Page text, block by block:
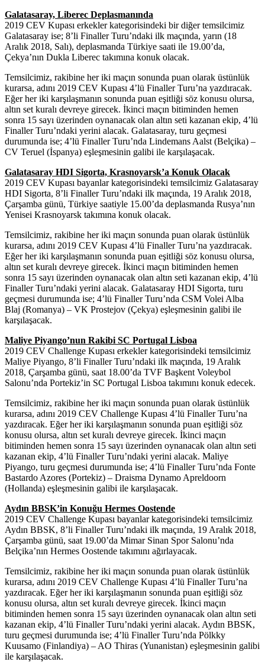
Galatasaray, Liberec Deplasmanında
2019 CEV Kupası erkekler kategorisindeki bir diğer temsilcimiz
Galatasaray ise; 8’li Finaller Turu’ndaki ilk maçında, yarın (18
Aralık 2018, Salı), deplasmanda Türkiye saati ile 19.00’da,
Çekya’nın Dukla Liberec takımına konuk olacak.
Temsilcimiz, rakibine her iki maçın sonunda puan olarak üstünlük
kurarsa, adını 2019 CEV Kupası 4’lü Finaller Turu’na yazdıracak.
Eğer her iki karşılaşmanın sonunda puan eşitliği söz konusu olursa,
altın set kuralı devreye girecek. İkinci maçın bitiminden hemen
sonra 15 sayı üzerinden oynanacak olan altın seti kazanan ekip, 4’lü
Finaller Turu’ndaki yerini alacak. Galatasaray, turu geçmesi
durumunda ise; 4’lü Finaller Turu’nda Lindemans Aalst (Belçika) –
CV Teruel (İspanya) eşleşmesinin galibi ile karşılaşacak.
Galatasaray HDI Sigorta, Krasnoyarsk’a Konuk Olacak
2019 CEV Kupası bayanlar kategorisindeki temsilcimiz Galatasaray
HDI Sigorta, 8’li Finaller Turu’ndaki ilk maçında, 19 Aralık 2018,
Çarşamba günü, Türkiye saatiyle 15.00’da deplasmanda Rusya’nın
Yenisei Krasnoyarsk takımına konuk olacak.
Temsilcimiz, rakibine her iki maçın sonunda puan olarak üstünlük
kurarsa, adını 2019 CEV Kupası 4’lü Finaller Turu’na yazdıracak.
Eğer her iki karşılaşmanın sonunda puan eşitliği söz konusu olursa,
altın set kuralı devreye girecek. İkinci maçın bitiminden hemen
sonra 15 sayı üzerinden oynanacak olan altın seti kazanan ekip, 4’lü
Finaller Turu’ndaki yerini alacak. Galatasaray HDI Sigorta, turu
geçmesi durumunda ise; 4’lü Finaller Turu’nda CSM Volei Alba
Blaj (Romanya) – VK Prostejov (Çekya) eşleşmesinin galibi ile
karşılaşacak.
Maliye Piyango’nun Rakibi SC Portugal Lisboa
2019 CEV Challenge Kupası erkekler kategorisindeki temsilcimiz
Maliye Piyango, 8’li Finaller Turu’ndaki ilk maçında, 19 Aralık
2018, Çarşamba günü, saat 18.00’da TVF Başkent Voleybol
Salonu’nda Portekiz’in SC Portugal Lisboa takımını konuk edecek.
Temsilcimiz, rakibine her iki maçın sonunda puan olarak üstünlük
kurarsa, adını 2019 CEV Challenge Kupası 4’lü Finaller Turu’na
yazdıracak. Eğer her iki karşılaşmanın sonunda puan eşitliği söz
konusu olursa, altın set kuralı devreye girecek. İkinci maçın
bitiminden hemen sonra 15 sayı üzerinden oynanacak olan altın seti
kazanan ekip, 4’lü Finaller Turu’ndaki yerini alacak. Maliye
Piyango, turu geçmesi durumunda ise; 4’lü Finaller Turu’nda Fonte
Bastardo Azores (Portekiz) – Draisma Dynamo Apreldoorn
(Hollanda) eşleşmesinin galibi ile karşılaşacak.
Aydın BBSK’in Konuğu Hermes Oostende
2019 CEV Challenge Kupası bayanlar kategorisindeki temsilcimiz
Aydın BBSK, 8’li Finaller Turu’ndaki ilk maçında, 19 Aralık 2018,
Çarşamba günü, saat 19.00’da Mimar Sinan Spor Salonu’nda
Belçika’nın Hermes Oostende takımını ağırlayacak.
Temsilcimiz, rakibine her iki maçın sonunda puan olarak üstünlük
kurarsa, adını 2019 CEV Challenge Kupası 4’lü Finaller Turu’na
yazdıracak. Eğer her iki karşılaşmanın sonunda puan eşitliği söz
konusu olursa, altın set kuralı devreye girecek. İkinci maçın
bitiminden hemen sonra 15 sayı üzerinden oynanacak olan altın seti
kazanan ekip, 4’lü Finaller Turu’ndaki yerini alacak. Aydın BBSK,
turu geçmesi durumunda ise; 4’lü Finaller Turu’nda Pölkky
Kuusamo (Finlandiya) – AO Thiras (Yunanistan) eşleşmesinin galibi
ile karşılaşacak.